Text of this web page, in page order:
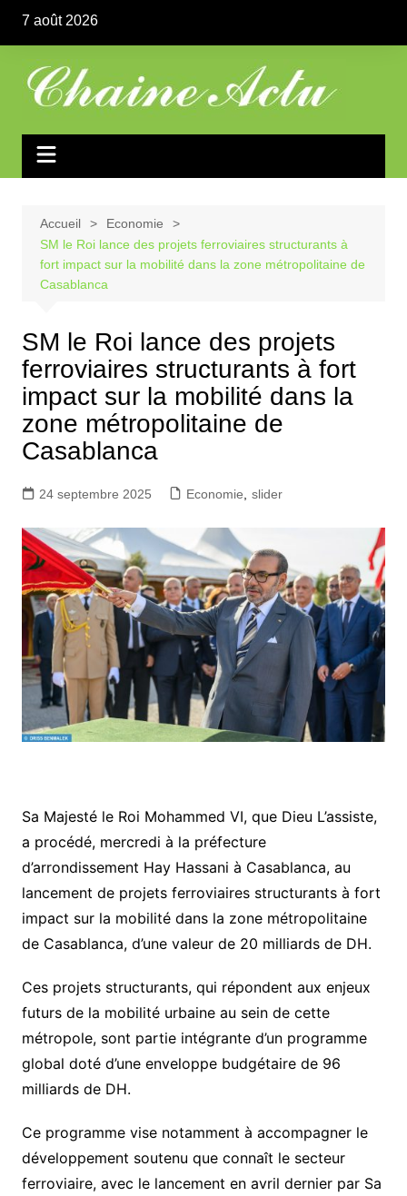
contenu
7 août 2026
Accueil
Economie
SM le Roi lance des projets ferroviaires structurants à
fort impact sur la mobilité dans la zone métropolitaine de
Casablanca
SM le Roi lance des projets
ferroviaires structurants à fort
impact sur la mobilité dans la
zone métropolitaine de
Casablanca
24 septembre 2025 Economie slider
Sa Majesté le Roi Mohammed VI, que Dieu L’assiste,
a procédé, mercredi à la préfecture
d’arrondissement Hay Hassani à Casablanca, au
lancement de projets ferroviaires structurants à fort
impact sur la mobilité dans la zone métropolitaine
de Casablanca, d’une valeur de 20 milliards de DH.
Ces projets structurants, qui répondent aux enjeux
futurs de la mobilité urbaine au sein de cette
métropole, sont partie intégrante d’un programme
global doté d’une enveloppe budgétaire de 96
milliards de DH.
Ce programme vise notamment à accompagner le
développement soutenu que connaît le secteur
ferroviaire, avec le lancement en avril dernier par Sa